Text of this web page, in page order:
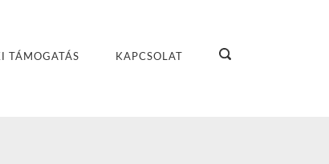
TÁMOGATÁS KAPCSOLAT